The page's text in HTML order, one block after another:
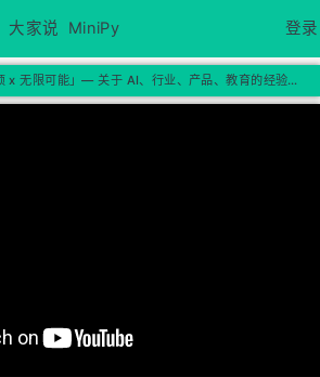
大家说 MiniPy 登录
莫烦有新起点啦！「莫烦 x 无限可能」— 关于 AI、行业、产品、教育的经验思考，欢迎来新站看看 →